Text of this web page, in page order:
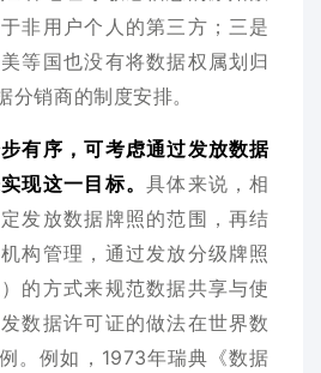
非用户个人的第三方；三是
等国也没有将数据权属划归
分销商的制度安排。
有序，可考虑通过发放数据
现这一目标。具体来说，相
发放数据牌照的范围，再结
构管理，通过发放分级牌照
）的方式来规范数据共享与使
数据许可证的做法在世界数
。例如，1973年瑞典《数据